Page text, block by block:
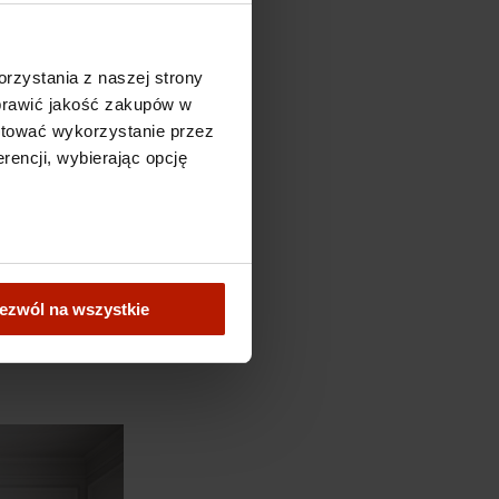
z naszej strony
jakość zakupów w
wykorzystanie przez
wybierając opcję
na wszystkie
2 . Nic więc dziwnego,
uzupełnia
Tym, co je łączy, jest
architektury
poza materię”3. Zza
poprzez